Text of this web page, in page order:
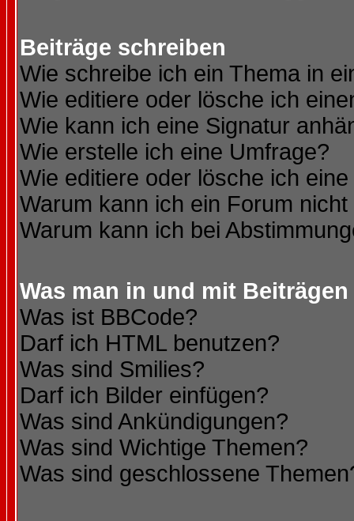
Beiträge schreiben
Wie schreibe ich ein Thema in
Wie editiere oder lösche ich
Wie kann ich eine Signatur
Wie erstelle ich eine Umfrage?
Wie editiere oder lösche ich
Warum kann ich ein Forum
Warum kann ich bei
Was man in und mit
Was ist BBCode?
Darf ich HTML benutzen?
Was sind Smilies?
Darf ich Bilder einfügen?
Was sind Ankündigungen?
Was sind Wichtige Themen?
Was sind geschlossene